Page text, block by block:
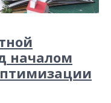
началом